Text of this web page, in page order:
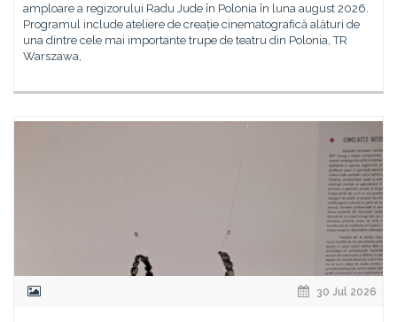
amploare a regizorului Radu Jude în Polonia în luna august 2026.
Programul include ateliere de creație cinematografică alături de
una dintre cele mai importante trupe de teatru din Polonia, TR
Warszawa,
30 Jul 2026